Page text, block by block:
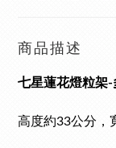
商品描述
七星蓮花燈粒架-
高度約33公分，